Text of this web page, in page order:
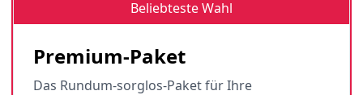
Beliebteste Wahl
Premium-Paket
Das Rundum-sorglos-Paket für Ihre